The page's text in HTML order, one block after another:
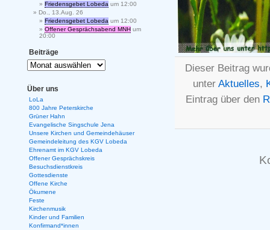
Dieser Beitrag
unter Aktuelles,
Eintrag über den
Friedensgebet Lobeda um 12:00
Do., 13.Aug. 26
Friedensgebet Lobeda um 12:00
Offener Gesprächsabend MNH um
20:00
Beiträge
Über uns
LoLa
800 Jahre Peterskirche
Grüner Hahn
Evangelische Singschule Jena
Unsere Kirchen und Gemeindehäuser
Gemeindeleitung des KGV Lobeda
Ehrenamt im KGV Lobeda
Offener Gesprächskreis
Besuchsdienstkreis
Gottesdienste
Offene Kirche
Ökumene
Feste
Kirchenmusik
Kinder und Familien
Konfirmand*innen